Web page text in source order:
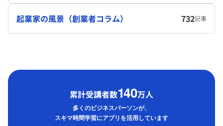
起業家の風景（創業者コラム） 732記事
累計受講者数140万人
多くのビジネスパーソンが、
スキマ時間学習にアプリを活用しています